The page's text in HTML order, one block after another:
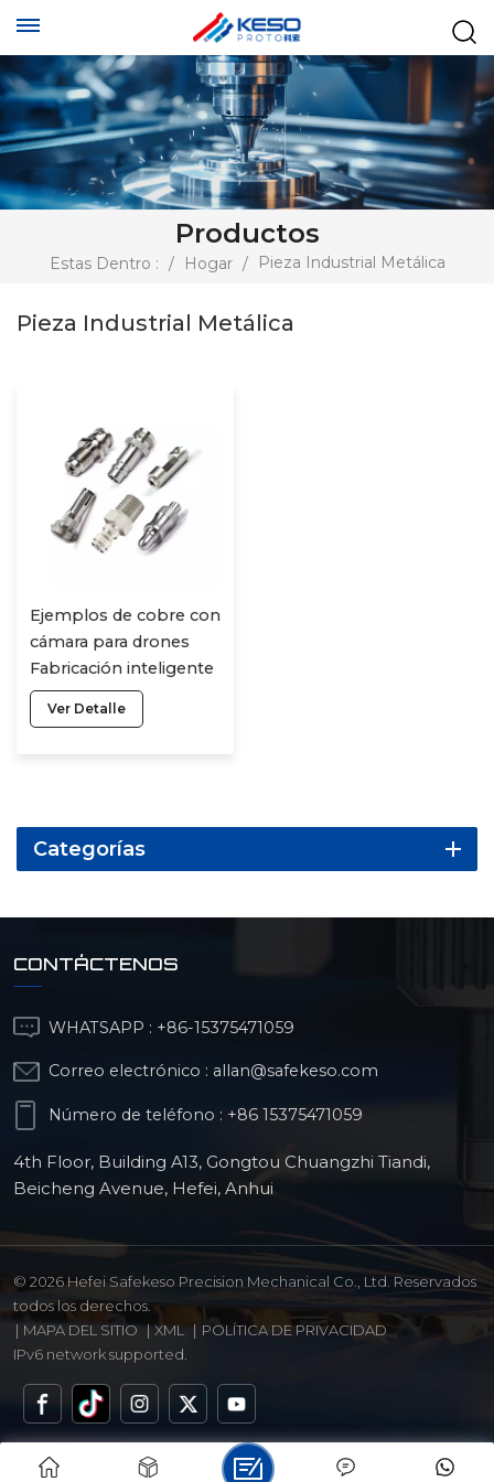
Productos
Estas Dentro : / Hogar / Pieza Industrial Metálica
Pieza Industrial Metálica
Ejemplos de cobre con
cámara para drones
Fabricación inteligente
para fabricación
inteligente
Ver Detalle
Categorías
CONTÁCTENOS
WHATSAPP : +86-15375471059
Correo electrónico : allan@safekeso.com
Número de teléfono : +86 15375471059
4th Floor, Building A13, Gongtou Chuangzhi Tiandi,
Beicheng Avenue, Hefei, Anhui
© 2026 Hefei Safekeso Precision Mechanical Co., Ltd. Reservados
todos los derechos.
| MAPA DEL SITIO | XML | POLÍTICA DE PRIVACIDAD
IPv6 network supported.